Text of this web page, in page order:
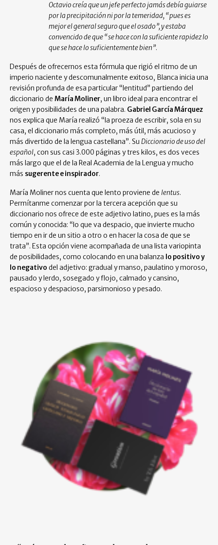
Octavio creía que un jefe perfecto jamás debía guiarse
por la precipitación ni por la temeridad, “pues es
mejor el general seguro que el osado”, y estaba
convencido de que “se hace con la suficiente rapidez lo
que se hace lo suficientemente bien”.
Después de ofrecernos esta fórmula que rigió el ritmo de un
imperio naciente y descomunalmente exitoso, Blanca inicia una
revisión profunda de esa particular “lentitud” partiendo del
diccionario de María Moliner, un libro ideal para encontrar el
origen y posibilidades de una palabra. Gabriel García Márquez
nos explica que María realizó “la proeza de escribir, sola en su
casa, el diccionario más completo, más útil, más acucioso y
más divertido de la lengua castellana”. Su Diccionario de uso del
español, con sus casi 3.000 páginas y tres kilos, es dos veces
más largo que el de la Real Academia de la Lengua y mucho
más sugerente e inspirador.
María Moliner nos cuenta que lento proviene de lentus.
Permítanme comenzar por la tercera acepción que su
diccionario nos ofrece de este adjetivo latino, pues es la más
común y conocida: “lo que va despacio, que invierte mucho
tiempo en ir de un sitio a otro o en hacer la cosa de que se
trata”. Esta opción viene acompañada de una lista variopinta
de posibilidades, como colocando en una balanza lo positivo y
lo negativo del adjetivo: gradual y manso, paulatino y moroso,
pausado y lerdo, sosegado y flojo, calmado y cansino,
espacioso y despacioso, parsimonioso y pesado.